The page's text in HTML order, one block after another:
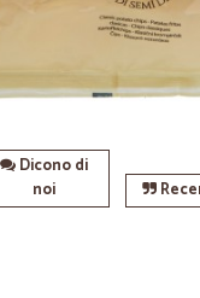
Dicono di
noi